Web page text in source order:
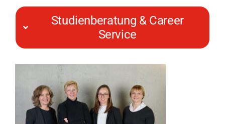
Studienberatung & Career
Service